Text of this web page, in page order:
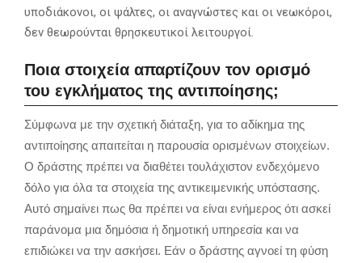
υποδιάκονοι, οι ψάλτες, οι αναγνώστες και οι νεωκόροι,
δεν θεωρούνται θρησκευτικοί λειτουργοί.
Ποια στοιχεία απαρτίζουν τον ορισμό
του εγκλήματος της αντιποίησης;
Σύμφωνα με την σχετική διάταξη, για το αδίκημα της
αντιποίησης απαιτείται η παρουσία ορισμένων στοιχείων.
Ο δράστης πρέπει να διαθέτει τουλάχιστον ενδεχόμενο
δόλο για όλα τα στοιχεία της αντικειμενικής υπόστασης.
Αυτό σημαίνει πως θα πρέπει να είναι ενήμερος ότι ασκεί
παράνομα μια δημόσια ή δημοτική υπηρεσία και να
επιδιώκει να την ασκήσει. Εάν ο δράστης αγνοεί τη φύση